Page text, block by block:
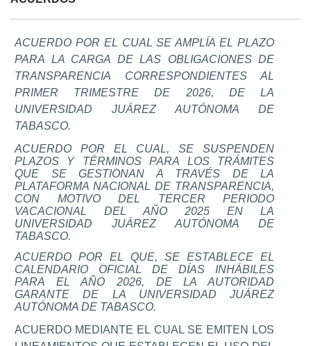
ACUERDO POR EL CUAL SE AMPLÍA EL PLAZO
PARA LA CARGA DE LAS OBLIGACIONES DE
TRANSPARENCIA CORRESPONDIENTES AL
PRIMER TRIMESTRE DE 2026, DE LA
UNIVERSIDAD JUÁREZ AUTÓNOMA DE
TABASCO.
ACUERDO POR EL CUAL, SE SUSPENDEN
PLAZOS Y TÉRMINOS PARA LOS TRÁMITES
QUE SE GESTIONAN A TRAVÉS DE LA
PLATAFORMA NACIONAL DE TRANSPARENCIA,
CON MOTIVO DEL TERCER PERIODO
VACACIONAL DEL AÑO 2025 EN LA
UNIVERSIDAD JUÁREZ AUTÓNOMA DE
TABASCO.
ACUERDO POR EL QUE, SE ESTABLECE EL
CALENDARIO OFICIAL DE DÍAS INHÁBILES
PARA EL AÑO 2026, DE LA AUTORIDAD
GARANTE DE LA UNIVERSIDAD JUÁREZ
AUTÓNOMA DE TABASCO.
ACUERDO MEDIANTE EL CUAL SE EMITEN LOS